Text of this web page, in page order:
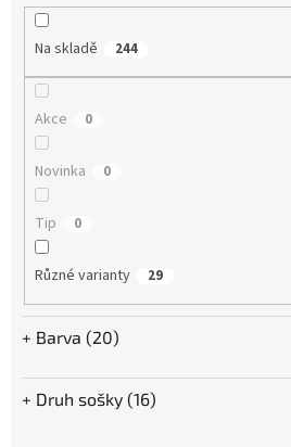
Na skladě 244
Akce 0
Novinka 0
Tip 0
Různé varianty 29
Barva (20)
Druh sošky (16)